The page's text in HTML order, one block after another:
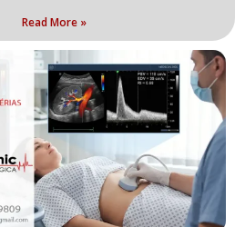
Read More »